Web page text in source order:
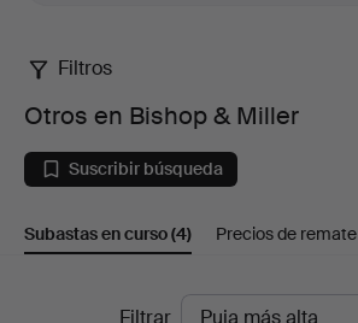
Otros
en
Bishop
&
Filtros
Otros en Bishop & Miller
Suscribir búsqueda
Subastas en curso(4) Precios de remate
SubastasFiltrar